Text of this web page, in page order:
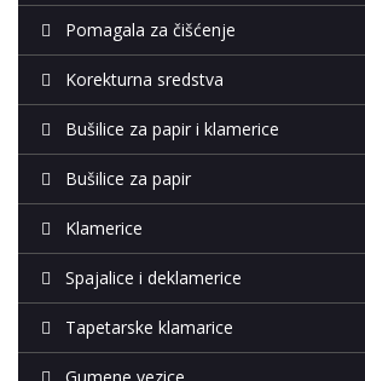
Pomagala za čišćenje
Korekturna sredstva
Bušilice za papir i klamerice
Bušilice za papir
Klamerice
Spajalice i deklamerice
Tapetarske klamarice